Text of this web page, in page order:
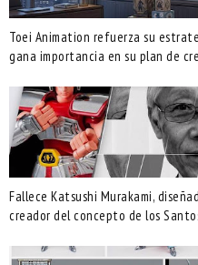
Toei Animation refuerza su
gana importancia en su plan de
Fallece Katsushi Murakami,
creador del concepto de los